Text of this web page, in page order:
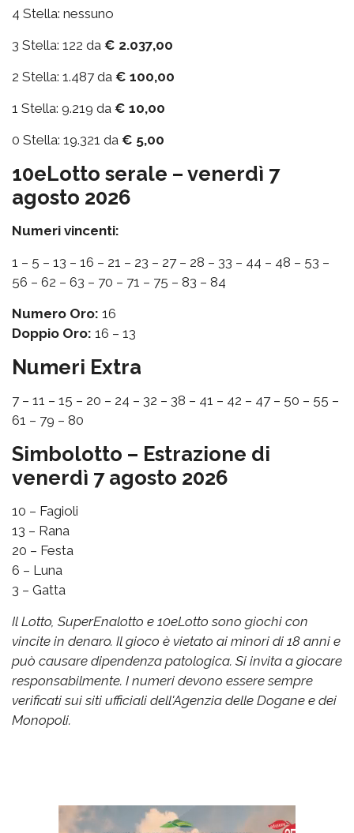
4 Stella: nessuno
3 Stella: 122 da € 2.037,00
2 Stella: 1.487 da € 100,00
1 Stella: 9.219 da € 10,00
0 Stella: 19.321 da € 5,00
10eLotto serale – venerdì 7
agosto 2026
Numeri vincenti:
1 – 5 – 13 – 16 – 21 – 23 – 27 – 28 – 33 – 44 – 48 – 53 –
56 – 62 – 63 – 70 – 71 – 75 – 83 – 84
Numero Oro: 16
Doppio Oro: 16 – 13
Numeri Extra
7 – 11 – 15 – 20 – 24 – 32 – 38 – 41 – 42 – 47 – 50 – 55 –
61 – 79 – 80
Simbolotto – Estrazione di
venerdì 7 agosto 2026
10 – Fagioli
13 – Rana
20 – Festa
6 – Luna
3 – Gatta
Il Lotto, SuperEnalotto e 10eLotto sono giochi con
vincite in denaro. Il gioco è vietato ai minori di 18 anni e
può causare dipendenza patologica. Si invita a giocare
responsabilmente. I numeri devono essere sempre
verificati sui siti ufficiali dell'Agenzia delle Dogane e dei
Monopoli.